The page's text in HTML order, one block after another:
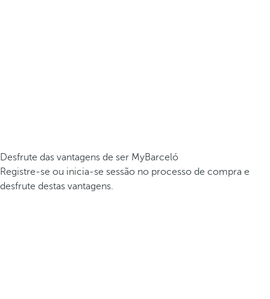
Desfrute das vantagens de ser MyBarceló
Registre-se ou inicia-se sessão no processo de compra e
desfrute destas vantagens.